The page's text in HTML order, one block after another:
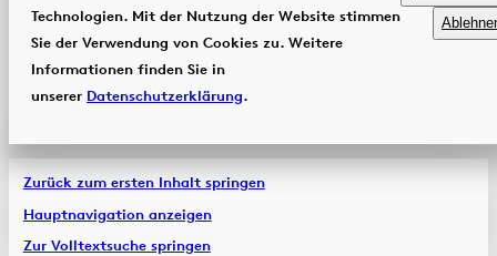
Technologien. Mit der Nutzung der Website stimmen
Sie der Verwendung von Cookies zu. Weitere
Informationen finden Sie in
unserer Datenschutzerklärung.
Zurück zum ersten Inhalt springen
Hauptnavigation anzeigen
Zur Volltextsuche springen